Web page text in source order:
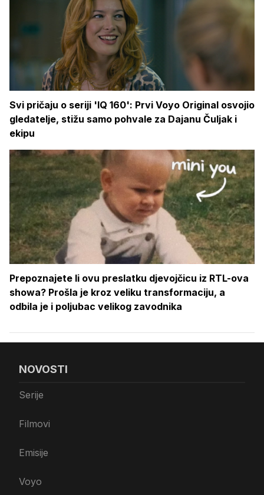
Svi pričaju o seriji 'IQ 160': Prvi Voyo Original osvojio
gledatelje, stižu samo pohvale za Dajanu Čuljak i
ekipu
Prepoznajete li ovu preslatku djevojčicu iz RTL-ova
showa? Prošla je kroz veliku transformaciju, a
odbila je i poljubac velikog zavodnika
NOVOSTI
Serije
Filmovi
Emisije
Voyo